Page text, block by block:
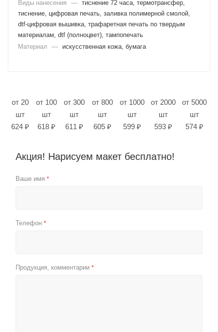
Виды нанесения
— тиснение 72 часа, термотрансфер,
тиснение, цифровая печать, заливка полимерной смолой,
dtf-цифровая вышивка, трафаретная печать по твердым
материалам, dtf (полноцвет), тампопечать
Материал
— искусственная кожа, бумага
от 20
шт
624 ₽
от 100
шт
618 ₽
от 300
шт
611 ₽
от 800
шт
605 ₽
от 1000
шт
599 ₽
от 2000
шт
593 ₽
от 5000
шт
574 ₽
Акция! Нарисуем макет бесплатно!
Ваше имя *
Телефон *
Продукция, комментарии *